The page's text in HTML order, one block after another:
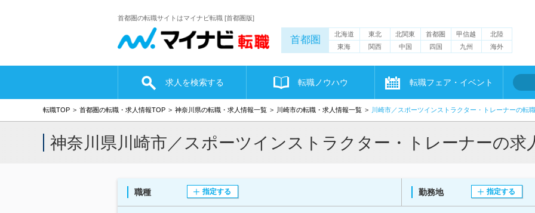
首都圏の転職サイトはマイナビ転職 [首都圏版]
首都圏 北海道 東北 北関東 首都圏 甲信越
北陸
東海
関西 中国 四国 九州 海外
求人を検索する 転職ノウハウ 転職フェア・イベント
転職TOP 首都圏の転職・求人情報TOP 神奈川県の転職・求人情報一覧 川崎市の転職・求人情報一覧 川崎市／スポーツインストラクター・トレーナーの転
神奈川県川崎市／スポーツインストラクター・トレーナーの求
職種 指定する 勤務地 指定する